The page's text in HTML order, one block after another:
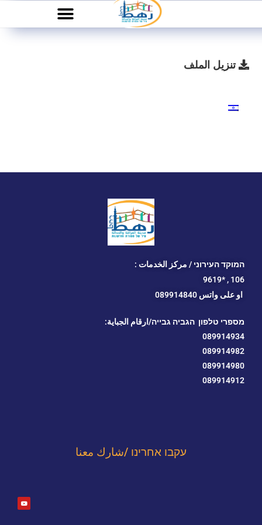
تنزيل الملف
המוקד העירוני / مركز الخدمات :
106 ,
*9619
او على واتس 089914840
מספרי טלפון הגביה גבייה/ارقام الجباية:
089914934
089914982
089914980
089914912
עקבו אחרינו /شارك معنا